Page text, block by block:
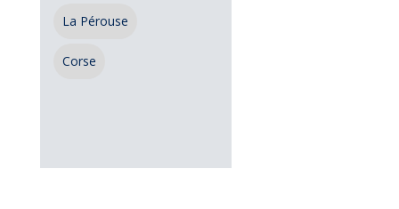
La Pérouse
Corse